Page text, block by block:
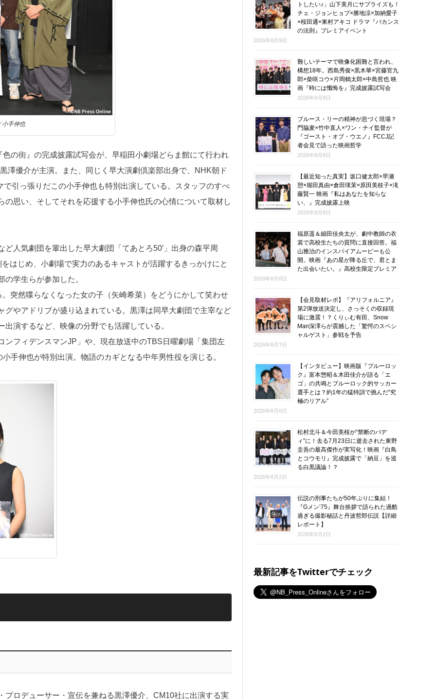
小手伸也
の街』の完成披露試写会が、早稲田小劇場どらま館にて行われ
澤優介が主演。また、同じく早大演劇倶楽部出身で、NHK朝ド
引っ張りだこの小手伸也も特別出演している。スタッフのすべ
思い、そしてそれを応援する小手伸也氏の心情について取材し
人気劇団を輩出した早大劇団「てあとろ50′」出身の森平周
はじめ、小劇場で実力のあるキャストが活躍するきっかけにと
学生らが参加した。
突然喋らなくなった女の子（矢崎希菜）をどうにかして笑わせ
やアドリブが盛り込まれている。黒澤は同早大劇団で主宰など
演するなど、映像の分野でも活躍している。
ンフィデンスマンJP」や、現在放送中のTBS日曜劇場「集団左
手伸也が特別出演。物語のカギとなる中年男性役を演じる。
ロデューサー・宣伝を兼ねる黒澤優介、CM10社に出演する実
トしたい♪」山下美月にサプライズも！
チェ・ジョンヒョプ×勝地涼×加納愛子
×桜田通×東村アキコ ドラマ『バカンス
の法則』プレミアイベント
2026年8月9日
難しいテーマで映像化困難と言われ、
構想18年。西島秀俊×黒木華×宮藤官九
郎×柴咲コウ×片岡鶴太郎×中島哲也 映
画『時には懺悔を』完成披露試写会
2026年8月8日
ブルース・リーの精神が息づく現場？
門脇麦×竹中直人×ワン・チイ監督が
『ゴースト・オブ・ウエノ』FCCJ記
者会見で語った映画哲学
2026年8月8日
【最近知った真実】坂口健太郎×早瀬
憩×堀田真由×倉田瑛茉×原田美枝子×滝
藤賢一 映画『私はあなたを知らな
い、』完成披露上映
2026年8月8日
福原遥＆細田佳央太が、劇中教師の衣
裳で高校生たちの質問に直接回答。福
山雅治のインスパイアムービーも公
開。映画『あの星が降る丘で、君とま
た出会いたい。』高校生限定プレミア
2026年8月8日
【会見取材レポ】『アリフォルニア』
第2弾放送決定し、さっそくの収録現
場に激震！？くりぃむ有田、Snow
Man深澤らが震撼した「驚愕のスペシ
ャルゲスト」参戦を予告
2026年8月7日
【インタビュー】映画版『ブルーロッ
ク』富本惣昭＆木田佳介が語る「エ
ゴ」の共鳴とブルーロック的サッカー
選手とは？約1年の猛特訓で挑んだ“究
極のリアル”
2026年8月6日
松村北斗＆今田美桜が“禁断のバデ
ィ”に！去る7月23日に逝去された東野
圭吾の最高傑作が実写化！映画『白鳥
とコウモリ』完成披露で「納豆」を巡
る白黒議論！？
2026年8月2日
伝説の刑事たちが50年ぶりに集結！
『Gメン’75』舞台挨拶で語られた過酷
過ぎる撮影秘話と丹波哲郎伝説【詳細
レポート】
2026年8月2日
最新記事をTwitterでチェック